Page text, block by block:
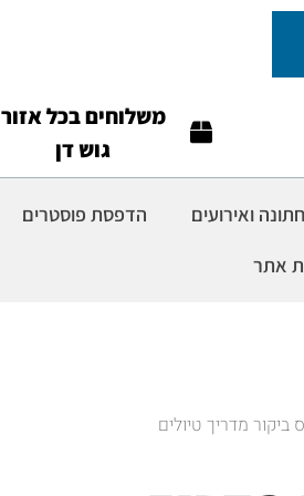
משלוחים בכל אזור
גוש דן
ואירועים הדפסת פוסטרים
אתר
ביקור מדריך טיולים